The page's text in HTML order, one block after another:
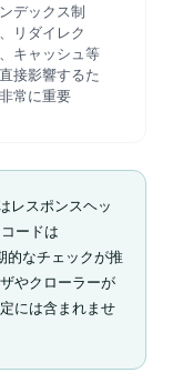
デックス制
リダイレク
、キャッシュ等
接影響するた
常に重要
レスポンスヘッ
ードは
的なチェックが推
やクローラーが
には含まれませ